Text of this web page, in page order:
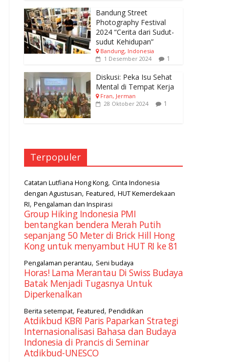
Bandung Street
Photography Festival
2024 “Cerita dari Sudut-
sudut Kehidupan”
Bandung, Indonesia
1 Desember 2024
1
Diskusi: Peka Isu Sehat
Mental di Tempat Kerja
Fran, Jerman
28 Oktober 2024
1
Terpopuler
Catatan Lutfiana Hong Kong, Cinta Indonesia
dengan Agustusan, Featured, HUT Kemerdekaan
RI, Pengalaman dan Inspirasi
Group Hiking Indonesia PMI
bentangkan bendera Merah Putih
sepanjang 50 Meter di Brick Hill Hong
Kong untuk menyambut HUT RI ke 81
Pengalaman perantau, Seni budaya
Horas! Lama Merantau Di Swiss Budaya
Batak Menjadi Tugasnya Untuk
Diperkenalkan
Berita setempat, Featured, Pendidikan
Atdikbud KBRI Paris Paparkan Strategi
Internasionalisasi Bahasa dan Budaya
Indonesia di Prancis di Seminar
Atdikbud-UNESCO